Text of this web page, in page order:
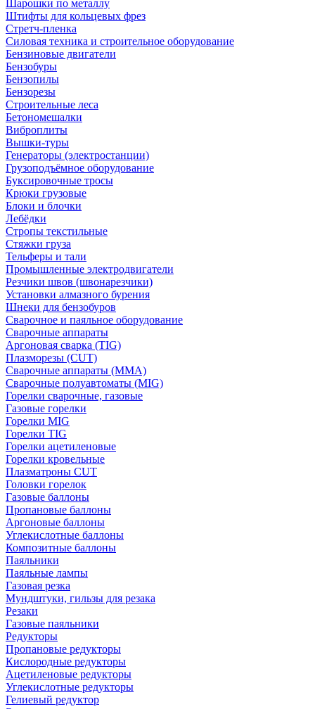
Шарошки по металлу
Штифты для кольцевых фрез
Стретч-пленка
Силовая техника и строительное оборудование
Бензиновые двигатели
Бензобуры
Бензопилы
Бензорезы
Строительные леса
Бетономешалки
Виброплиты
Вышки-туры
Генераторы (электростанции)
Грузоподъёмное оборудование
Буксировочные тросы
Крюки грузовые
Блоки и блочки
Лебёдки
Стропы текстильные
Стяжки груза
Тельферы и тали
Промышленные электродвигатели
Резчики швов (швонарезчики)
Установки алмазного бурения
Шнеки для бензобуров
Сварочное и паяльное оборудование
Сварочные аппараты
Аргоновая сварка (TIG)
Плазморезы (CUT)
Сварочные аппараты (MMA)
Сварочные полуавтоматы (MIG)
Горелки сварочные, газовые
Газовые горелки
Горелки MIG
Горелки TIG
Горелки ацетиленовые
Горелки кровельные
Плазматроны CUT
Головки горелок
Газовые баллоны
Пропановые баллоны
Аргоновые баллоны
Углекислотные баллоны
Композитные баллоны
Паяльники
Паяльные лампы
Газовая резка
Мундштуки, гильзы для резака
Резаки
Газовые паяльники
Редукторы
Пропановые редукторы
Кислородные редукторы
Ацетиленовые редукторы
Углекислотные редукторы
Гелиевый редуктор